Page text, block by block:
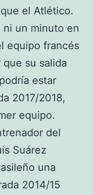
el Atlético.
ni un minuto en
equipo francés
su salida
estar
2017/2018,
equipo.
del
Suárez
una
2014/15